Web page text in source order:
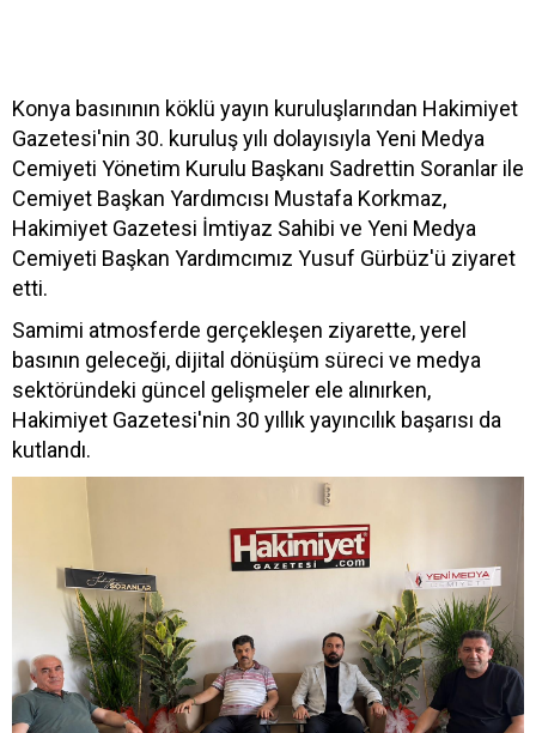
Konya basınının köklü yayın kuruluşlarından Hakimiyet
Gazetesi'nin 30. kuruluş yılı dolayısıyla Yeni Medya
Cemiyeti Yönetim Kurulu Başkanı Sadrettin Soranlar ile
Cemiyet Başkan Yardımcısı Mustafa Korkmaz,
Hakimiyet Gazetesi İmtiyaz Sahibi ve Yeni Medya
Cemiyeti Başkan Yardımcımız Yusuf Gürbüz'ü ziyaret
etti.
Samimi atmosferde gerçekleşen ziyarette, yerel
basının geleceği, dijital dönüşüm süreci ve medya
sektöründeki güncel gelişmeler ele alınırken,
Hakimiyet Gazetesi'nin 30 yıllık yayıncılık başarısı da
kutlandı.